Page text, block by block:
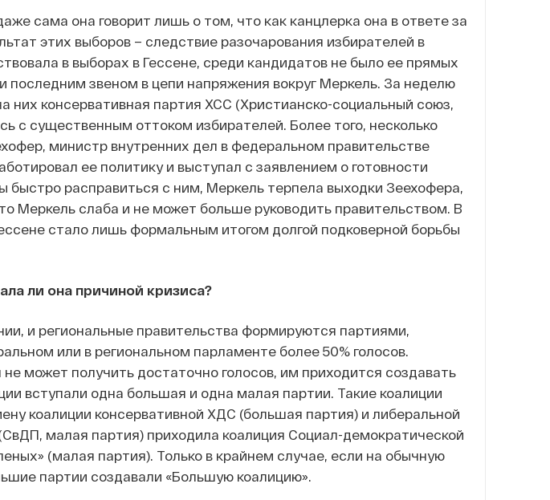
сама она говорит лишь о том, что как канцлерка она в ответе за
этих выборов – следствие разочарования избирателей в
в выборах в Гессене, среди кандидатов не было ее прямых
последним звеном в цепи напряжения вокруг Меркель. За неделю
них консервативная партия ХСС (Христианско-социальный союз,
с существенным оттоком избирателей. Более того, несколько
министр внутренних дел в федеральном правительстве
ее политику и выступал с заявлением о готовности
быстро расправиться с ним, Меркель терпела выходки Зеехофера,
Меркель слаба и не может больше руководить правительством. В
стало лишь формальным итогом долгой подковерной борьбы
ли она причиной кризиса?
и региональные правительства формируются партиями,
или в региональном парламенте более 50% голосов.
может получить достаточно голосов, им приходится создавать
вступали одна большая и одна малая партии. Такие коалиции
коалиции консервативной ХДС (большая партия) и либеральной
малая партия) приходила коалиция Социал-демократической
(малая партия). Только в крайнем случае, если на обычную
партии создавали «Большую коалицию».